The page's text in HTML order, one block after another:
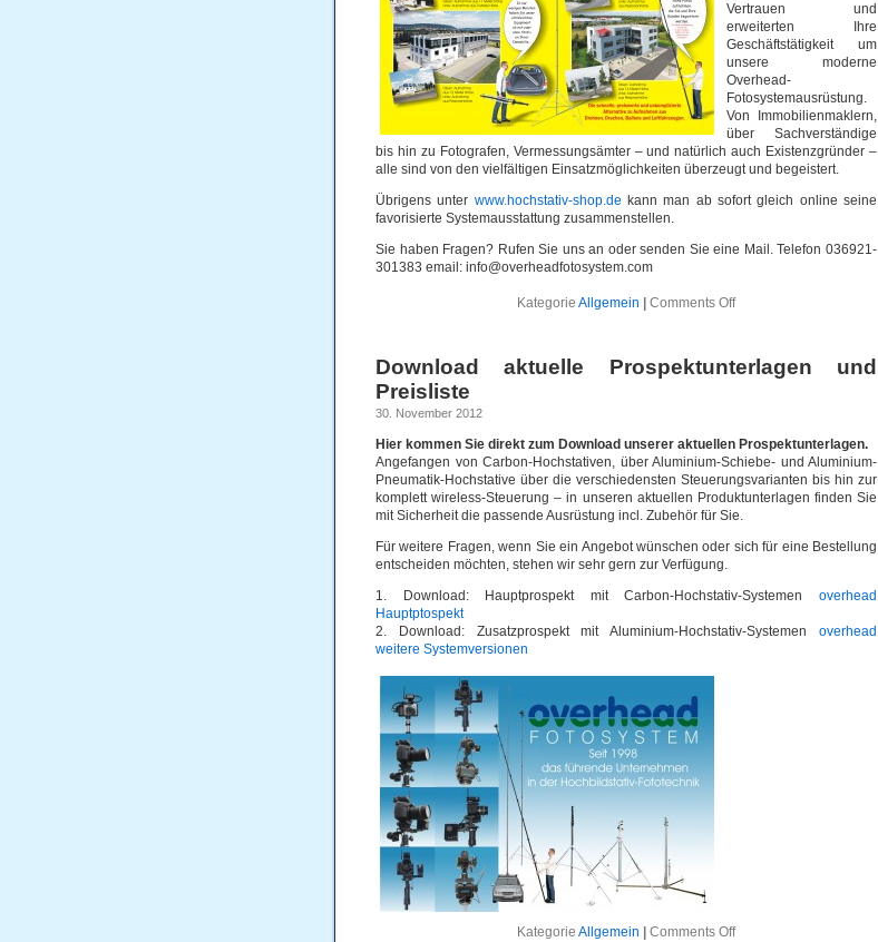
Vertrauen und
erweiterten Ihre
Geschäftstätigkeit um
unsere moderne
Overhead-
Fotosystemausrüstung.
Von Immobilienmaklern,
über Sachverständige
bis hin zu Fotografen, Vermessungsämter – und natürlich auch Existenzgründer –
alle sind von den vielfältigen Einsatzmöglichkeiten überzeugt und begeistert.
Übrigens unter www.hochstativ-shop.de kann man ab sofort gleich online seine
favorisierte Systemausstattung zusammenstellen.
Sie haben Fragen? Rufen Sie uns an oder senden Sie eine Mail. Telefon 036921-
301383 email: info@overheadfotosystem.com
Kategorie Allgemein Comments Off
Download aktuelle Prospektunterlagen und
Preisliste
30. November 2012
Hier kommen Sie direkt zum Download unserer aktuellen Prospektunterlagen.
Angefangen von Carbon-Hochstativen, über Aluminium-Schiebe- und Aluminium-
Pneumatik-Hochstative über die verschiedensten Steuerungsvarianten bis hin zur
komplett wireless-Steuerung – in unseren aktuellen Produktunterlagen finden Sie
mit Sicherheit die passende Ausrüstung incl. Zubehör für Sie.
Für weitere Fragen, wenn Sie ein Angebot wünschen oder sich für eine Bestellung
entscheiden möchten, stehen wir sehr gern zur Verfügung.
1. Download: Hauptprospekt mit Carbon-Hochstativ-Systemen overhead
Hauptptospekt
2. Download: Zusatzprospekt mit Aluminium-Hochstativ-Systemen overhead
weitere Systemversionen
Kategorie Allgemein Comments Off